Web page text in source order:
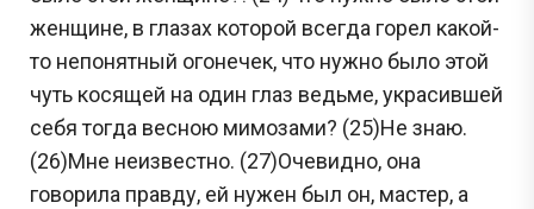
женщине, в глазах которой всегда горел какой-
то непонятный огонечек, что нужно было этой
чуть косящей на один глаз ведьме, украсившей
себя тогда весною мимозами? (25)Не знаю.
(26)Мне неизвестно. (27)Очевидно, она
говорила правду, ей нужен был он, мастер, а